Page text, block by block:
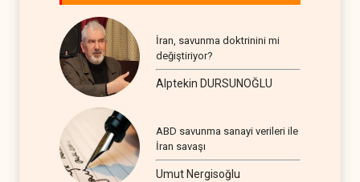
İran, savunma doktrinini mi
değiştiriyor?
Alptekin DURSUNOĞLU
ABD savunma sanayi verileri ile
İran savaşı
Umut Nergisoğlu